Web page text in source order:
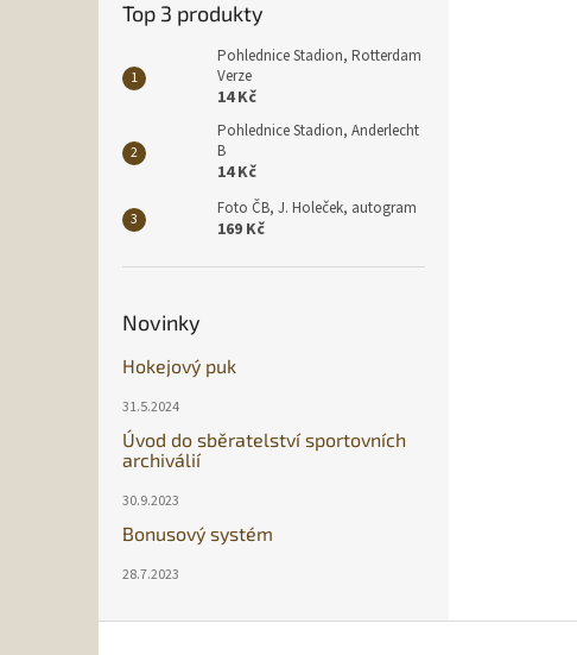
Top 3 produkty
Pohlednice Stadion, Rotterdam
Verze
14 Kč
Pohlednice Stadion, Anderlecht
B
14 Kč
Foto ČB, J. Holeček, autogram
169 Kč
Novinky
Hokejový puk
31.5.2024
Úvod do sběratelství sportovních
archiválií
30.9.2023
Bonusový systém
28.7.2023